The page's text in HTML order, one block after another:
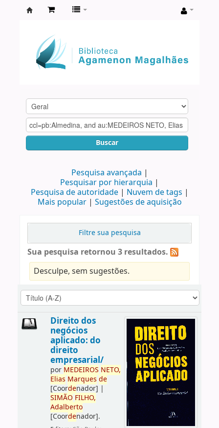
Agamenon
Magalhães
Buscar
Pesquisa avançada
Pesquisar por hierarquia
Pesquisa de autoridade
Nuvem de tags
Mais popular
Sugestões de aquisição
Filtre sua pesquisa
Sua pesquisa retornou 3 resultados.
Desculpe, sem sugestões.
Direito dos
negócios
aplicado: do
direito
empresarial/
por MEDEIROS NETO,
Elias Marques de
[Coordenador] |
SIMÃO FILHO,
Adalberto
[Coordenador].